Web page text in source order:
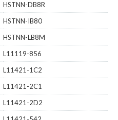
HSTNN-DB8R
HSTNN-IB80
HSTNN-LB8M
L11119-856
L11421-1C2
L11421-2C1
L11421-2D2